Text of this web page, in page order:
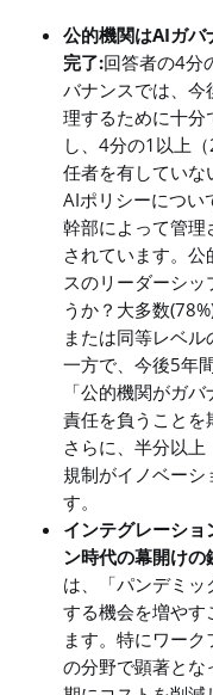
公的機関はAIガバ
完了:回答者の4分
バナンスでは、今
理するために十
し、4分の1以上
任者を有していな
AIポリシーについ
幹部によって管
されています。
スのリーダーシッ
うか？大多数
または同等レベ
一方で、今後5年
「公的機関がガ
責任を負うことを
さらに、半分以
規制がイノベーシ
す。
インテグレーショ
ン時代の幕開けの
は、「パンデミッ
する機会を増やす
ます。特にワー
の分野で顕著と